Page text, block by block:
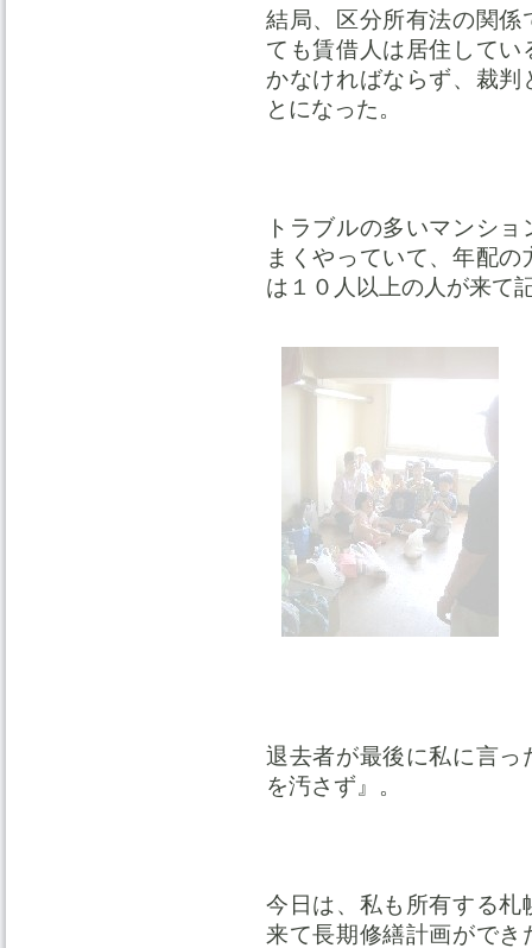
結局、区分所有法の関
ても賃借人は居住して
かなければならず、裁
とになった。
トラブルの多いマンシ
まくやっていて、年配
は１０人以上の人が来て
退去者が最後に私に言
を汚さず』。
今日は、私も所有する
来て長期修繕計画がで